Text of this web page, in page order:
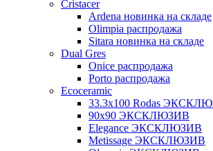
Cristacer
Ardena новинка на складе
Olimpia распродажа
Sitara новинка на складе
Dual Gres
Onice распродажа
Porto распродажа
Ecoceramic
33.3х100 Rodas
90x90 ЭКСКЛЮЗИВ
Elegance ЭКСКЛЮЗИВ
Metissage ЭКСКЛЮЗИВ